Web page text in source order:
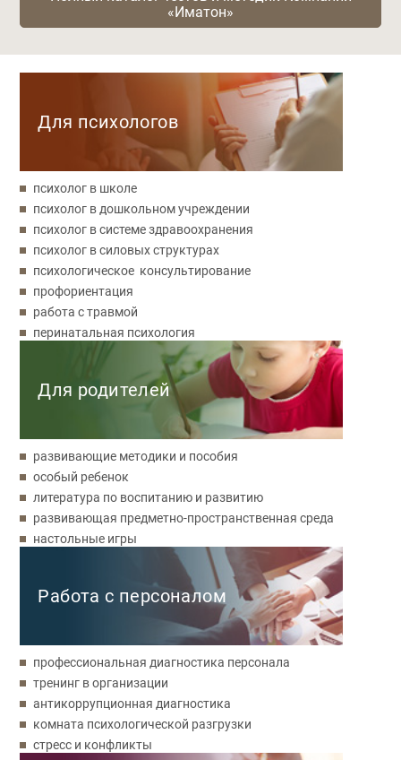
«Иматон»
Для психологов
психолог в школе
психолог в дошкольном учреждении
психолог в системе здравоохранения
психолог в силовых структурах
психологическое консультирование
профориентация
работа с травмой
перинатальная психология
Для родителей
развивающие методики и пособия
особый ребенок
литература по воспитанию и развитию
развивающая предметно-пространственная среда
настольные игры
Работа с персоналом
профессиональная диагностика персонала
тренинг в организации
антикоррупционная диагностика
комната психологической разгрузки
стресс и конфликты